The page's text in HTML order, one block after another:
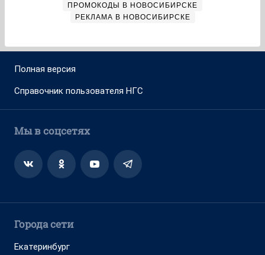
ПРОМОКОДЫ В НОВОСИБИРСКЕ
РЕКЛАМА В НОВОСИБИРСКЕ
Полная версия
Справочник пользователя НГС
Мы в соцсетях
Города сети
Екатеринбург